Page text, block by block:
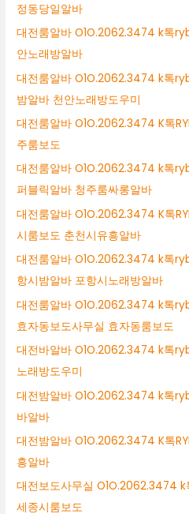
정동당일알바
대전룸알바 O1O.2062.3474 k톡
안노래방알바
대전룸알바 O1O.2062.3474 k톡
밤알바 천안노래방도우미
대전룸알바 O1O.2062.3474 K톡
주룸보도
대전룸알바 O1O.2062.3474 k톡
퍼블릭알바 청주룸싸롱알바
대전룸알바 O1O.2062.3474 K톡
시룸보도 춘천시유흥알바
대전룸알바 O1O.2062.3474 k톡
항시밤알바 포항시노래방알바
대전룸알바 O1O.2062.3474 k톡
효자동보도사무실 효자동룸보도
대전바알바 O1O.2062.3474 k톡
노래방도우미
대전밤알바 O1O.2062.3474 k톡
바알바
대전밤알바 O1O.2062.3474 K톡
흥알바
대전보도사무실 O1O.2062.3474
세종시룸보도